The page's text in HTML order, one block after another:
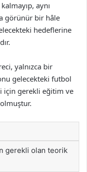
aynı
görünür bir hâle
hedeflerine
yalnızca bir
gelecekteki futbol
için gerekli eğitim ve
gerekli olan teorik